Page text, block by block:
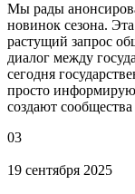
Мы рады
новинок сезона.
растущий запрос
диалог между
сегодня
просто
создают
03
19 сентября 2025